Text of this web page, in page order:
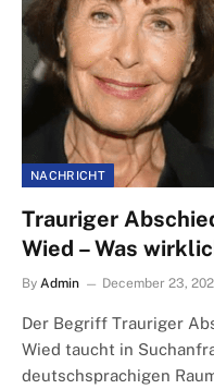
NACHRICHT
Trauriger
Wied – Was
By Admin December 23,
Der Begriff Trauriger
Wied taucht in
deutschsprachigen